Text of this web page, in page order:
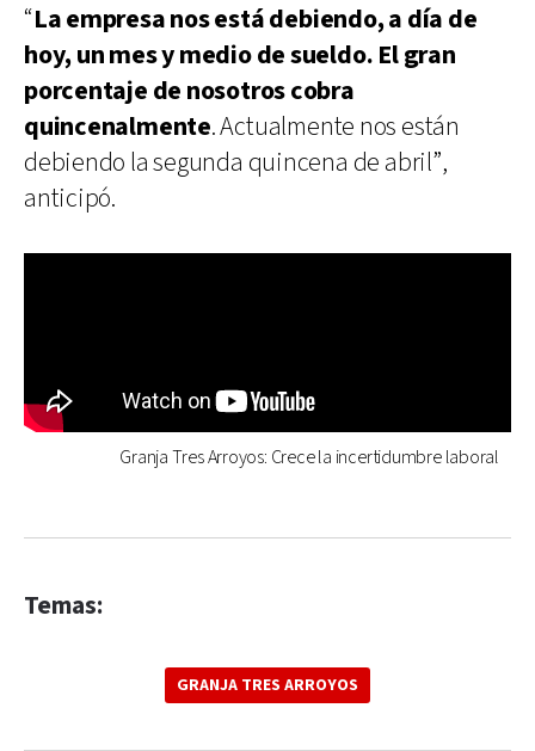
“La empresa nos está debiendo, a día de
hoy, un mes y medio de sueldo. El gran
porcentaje de nosotros cobra
quincenalmente. Actualmente nos están
debiendo la segunda quincena de abril”,
anticipó.
Granja Tres Arroyos: Crece la incertidumbre laboral
Temas:
GRANJA TRES ARROYOS